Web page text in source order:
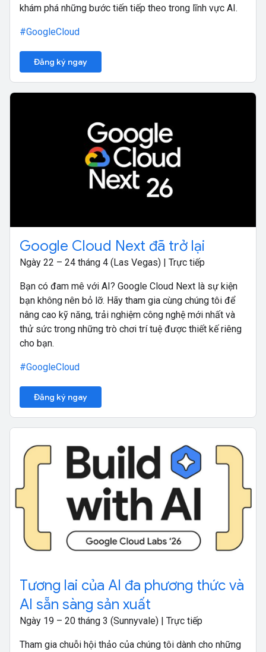
khám phá những bước tiến tiếp theo trong lĩnh vực AI.
#GoogleCloud
Đăng ký ngay
Google Cloud Next đã trở lại
Ngày 22 – 24 tháng 4 (Las Vegas) | Trực tiếp
Bạn có đam mê với AI? Google Cloud Next là sự kiện
bạn không nên bỏ lỡ. Hãy tham gia cùng chúng tôi để
nâng cao kỹ năng, trải nghiệm công nghệ mới nhất và
thử sức trong những trò chơi trí tuệ được thiết kế riêng
cho bạn.
#GoogleCloud
Đăng ký ngay
Tương lai của AI đa phương thức và
AI sẵn sàng sản xuất
Ngày 19 – 20 tháng 3 (Sunnyvale) | Trực tiếp
Tham gia chuỗi hội thảo của chúng tôi dành cho những